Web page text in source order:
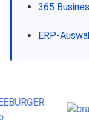
365
ERP-